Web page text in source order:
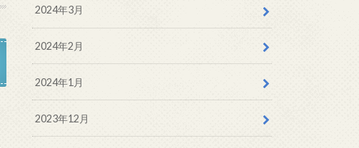
2024年3月
2024年2月
2024年1月
2023年12月